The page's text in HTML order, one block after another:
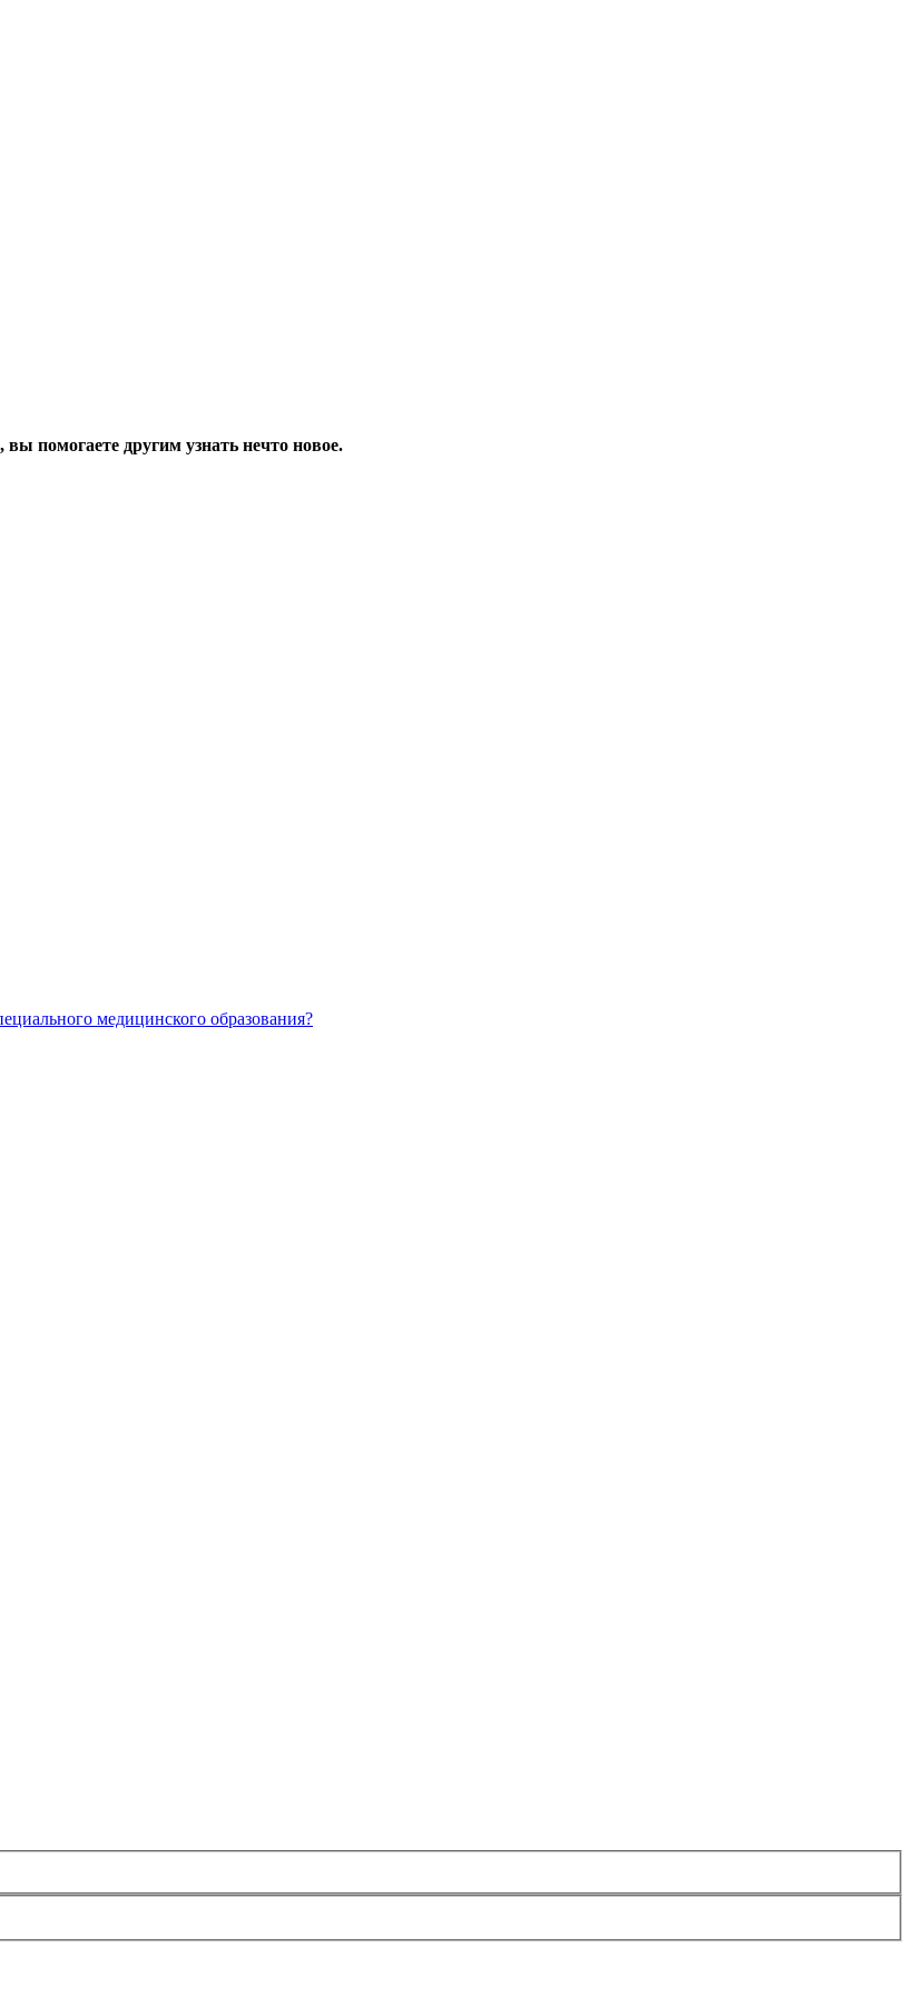
помогаете другим узнать нечто новое.
медицинского образования?